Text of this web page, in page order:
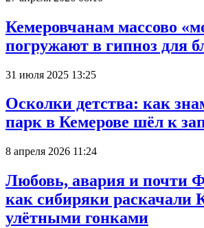
Кемеровчанам массово
погружают в гипноз для
31 июля 2025 13:25
Осколки детства: как
парк в Кемерове шёл к
8 апреля 2026 11:24
Любовь, авария и почти
как сибиряки раскачали
улётными гонками